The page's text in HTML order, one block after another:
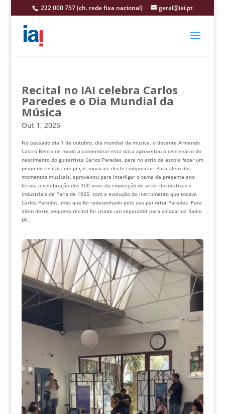
222 000 757 (ch. rede fixa nacional) geral@iai.pt
Recital no IAI celebra Carlos
Paredes e o Dia Mundial da
Música
Out 1, 2025
No passado dia 1 de outubro, dia mundial da música, o docente Armando
Castro Bento de modo a comemorar esta data aproveitou o centenário do
nascimento do guitarrista Carlos Paredes, para no atrio da escola fazer um
pequeno recital com peças musicais deste compositor. Para além dos
momentos musicais, aproveitou para interligar o tema de presente ano
letivo, a celebração dos 100 anos da exposição de artes decorativas e
industriais de Paris de 1925, com a evolução do instrumento que tocava
Carlos Paredes, mas que foi redesenhado pelo seu pai Artur Paredes. Para
além deste pequeno recital foi criado um separador para colocar na Radio
IAI.